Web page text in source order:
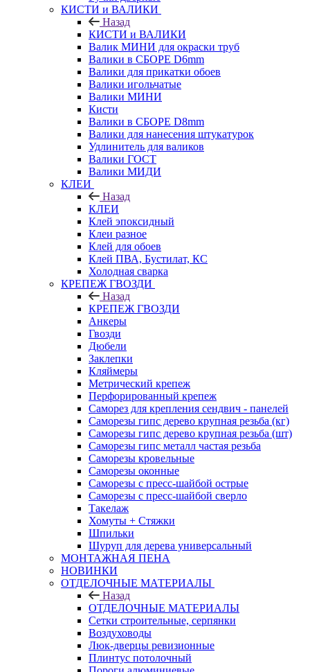
КИСТИ и ВАЛИКИ
Назад
КИСТИ и ВАЛИКИ
Валик МИНИ для окраски труб
Валики в СБОРЕ D6mm
Валики для прикатки обоев
Валики игольчатые
Валики МИНИ
Кисти
Валики в СБОРЕ D8mm
Валики для нанесения штукатурок
Удлинитель для валиков
Валики ГОСТ
Валики МИДИ
КЛЕИ
Назад
КЛЕИ
Клей эпоксидный
Клеи разное
Клей для обоев
Клей ПВА, Бустилат, КС
Холодная сварка
КРЕПЕЖ ГВОЗДИ
Назад
КРЕПЕЖ ГВОЗДИ
Анкеры
Гвозди
Дюбели
Заклепки
Кляймеры
Метрический крепеж
Перфорированный крепеж
Саморез для крепления сендвич - панелей
Саморезы гипс дерево крупная резьба (кг)
Саморезы гипс дерево крупная резьба (шт)
Саморезы гипс металл частая резьба
Саморезы кровельные
Саморезы оконные
Саморезы с пресс-шайбой острые
Саморезы с пресс-шайбой сверло
Такелаж
Хомуты + Стяжки
Шпильки
Шуруп для дерева универсальный
МОНТАЖНАЯ ПЕНА
НОВИНКИ
ОТДЕЛОЧНЫЕ МАТЕРИАЛЫ
Назад
ОТДЕЛОЧНЫЕ МАТЕРИАЛЫ
Сетки строительные, серпянки
Воздуховоды
Люк-дверцы ревизионные
Плинтус потолочный